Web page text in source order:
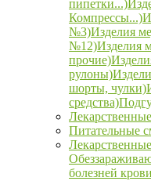
пипетки...)
Компрессы...)
№3)Изделия
№12)Изделия
прочие)
рулоны)
шорты, чулки)
средства)
Питательные
болезней крови